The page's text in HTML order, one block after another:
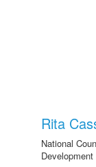
Rita
National